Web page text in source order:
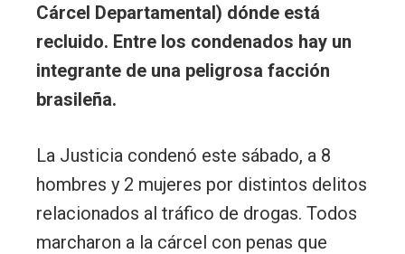
Cárcel Departamental) dónde está
recluido. Entre los condenados hay un
integrante de una peligrosa facción
brasileña.
La Justicia condenó este sábado, a 8
hombres y 2 mujeres por distintos delitos
relacionados al tráfico de drogas. Todos
marcharon a la cárcel con penas que